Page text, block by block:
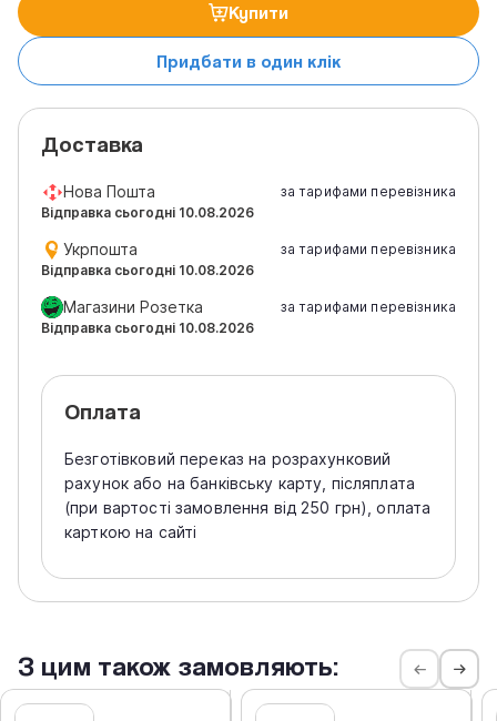
Купити
Придбати в один клік
Доставка
Нова Пошта
Відправка сьогодні 10.08.2026
за тарифами перевізника
Укрпошта
Відправка сьогодні 10.08.2026
за тарифами перевізника
Магазини Розетка
Відправка сьогодні 10.08.2026
за тарифами перевізника
Оплата
Безготівковий переказ на розрахунковий
рахунок або на банківську карту, післяплата
(при вартості замовлення від 250 грн), оплата
карткою на сайті
З цим також замовляють: